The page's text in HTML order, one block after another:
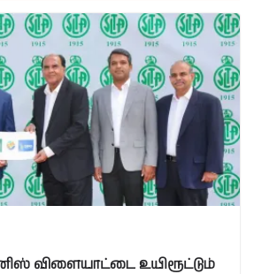
விளையாட்டை உயிரூட்டும்